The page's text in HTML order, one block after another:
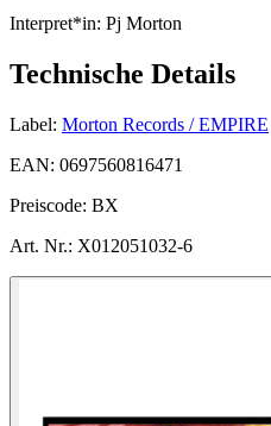
Interpret*in: Pj Morton
Technische Details
Label: Morton Records / EMPIRE
EAN: 0697560816471
Preiscode: BX
Art. Nr.: X012051032-6